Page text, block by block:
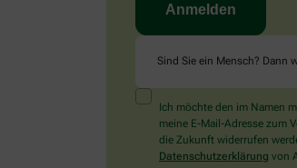
Sind Sie ein Mensch? Dann
Ich möchte den im Namen
meine E-Mail-Adresse zum
die Zukunft widerrufen
Datenschutzerklärung von